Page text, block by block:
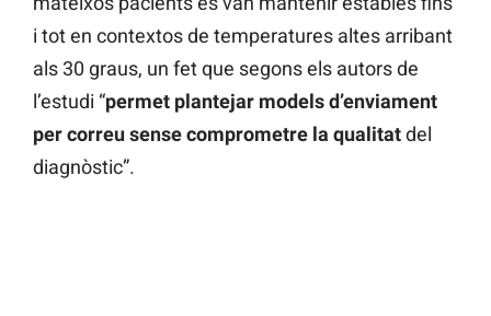
i tot en contextos de temperatures altes arribant
als 30 graus, un fet que segons els autors de
l’estudi “permet plantejar models d’enviament
per correu sense comprometre la qualitatdel
diagnòstic”.